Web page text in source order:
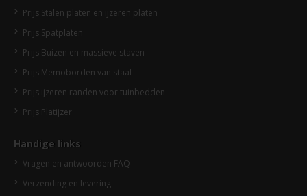
Prijs Stalen platen en ijzeren platen
Prijs Spatplaten
Prijs Buizen en massieve staven
Prijs Memoborden van staal
Prijs ijzeren randen voor tuinbedden
Prijs Platijzer
Handige links
Vragen en antwoorden FAQ
Verzending en levering